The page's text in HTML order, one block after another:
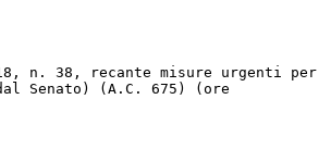
n. 38, recante misure urgenti per
Senato) (A.C. 675) (ore